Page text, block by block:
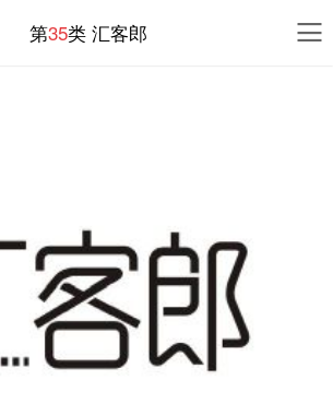
第35类 汇客郎